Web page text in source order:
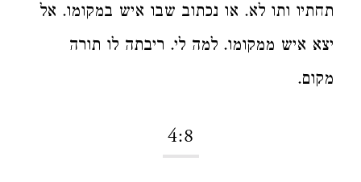
תחתיו ותו לא. או נכתוב שבו איש במקומו. אל
יצא איש ממקומו. למה לי. ריבתה לו תורה
מקום.
4:8